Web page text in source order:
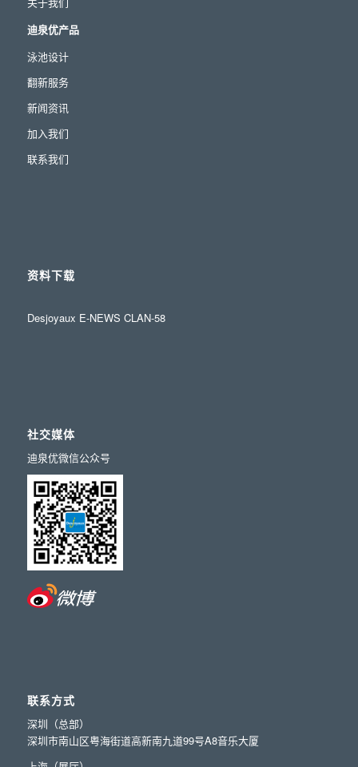
迪泉优产品
泳池设计
翻新服务
新闻资讯
加入我们
联系我们
资料下载
Desjoyaux E-NEWS CLAN-58
社交媒体
迪泉优微信公众号
联系方式
深圳（总部）
深圳市南山区粤海街道高新南九道99号A8音乐大厦